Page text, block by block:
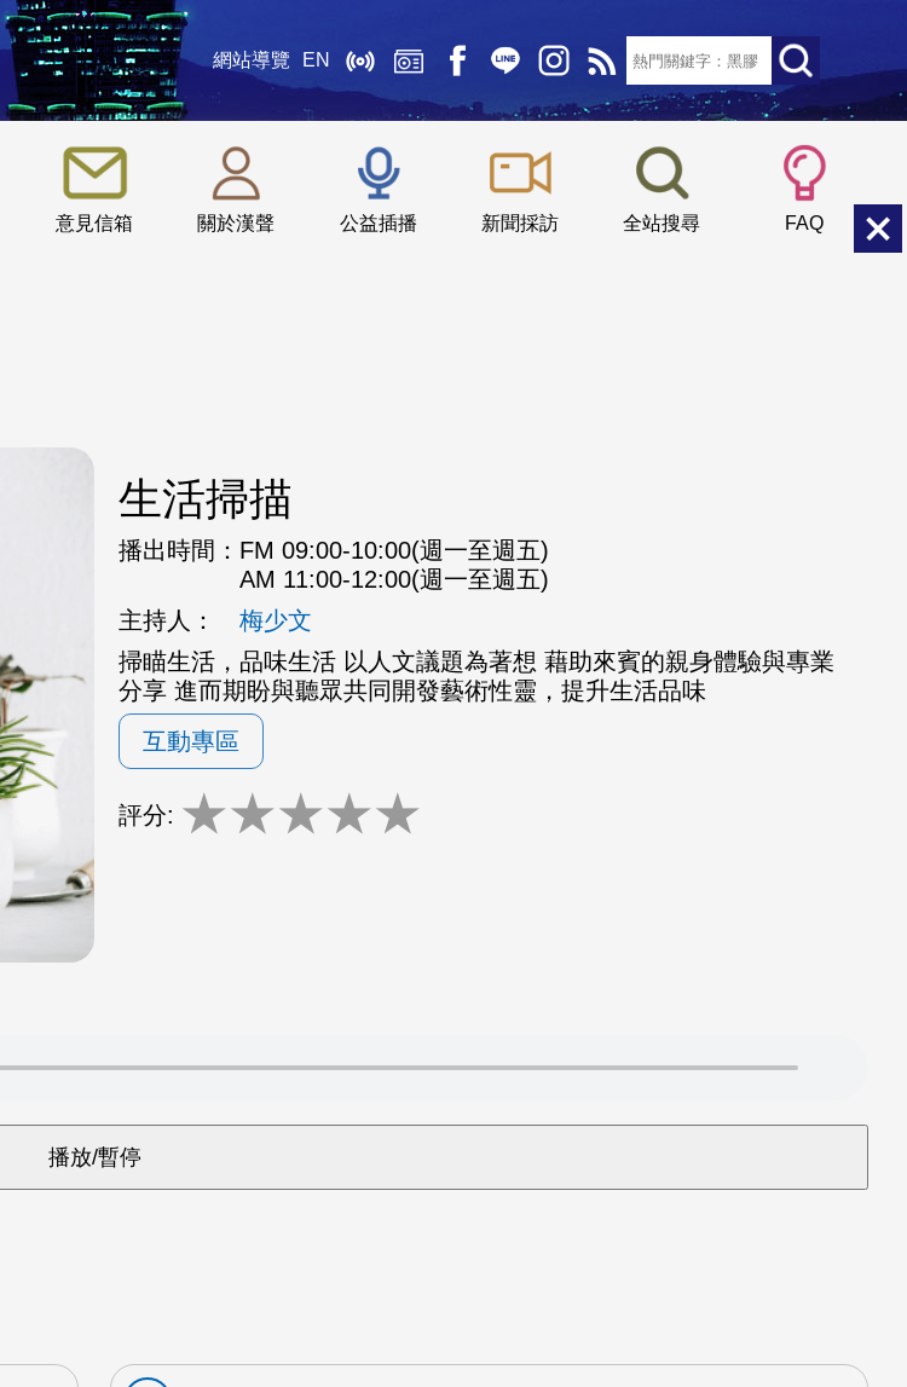
網站導覽 EN
意見信箱 關於漢聲 公益插播 新聞採訪 全站搜尋 FAQ
::: 小 中
生活掃描
播出時間： FM 09:00-10:00(週一至週五)
AM 11:00-12:00(週一至週五)
主持人：
梅少文
掃瞄生活，品味生活 以人文議題為著想 藉助來賓的親身體驗與專業
分享 進而期盼與聽眾共同開發藝術性靈，提升生活品味
互動專區
評分: ★★★★★